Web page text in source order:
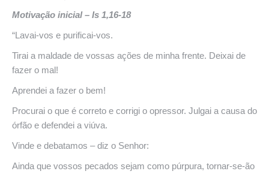
Motivação inicial – Is 1,16-18
“Lavai-vos e purificai-vos.
Tirai a maldade de vossas ações de minha frente. Deixai de
fazer o mal!
Aprendei a fazer o bem!
Procurai o que é correto e corrigi o opressor. Julgai a causa do
órfão e defendei a viúva.
Vinde e debatamos – diz o Senhor:
Ainda que vossos pecados sejam como púrpura, tornar-se-ão